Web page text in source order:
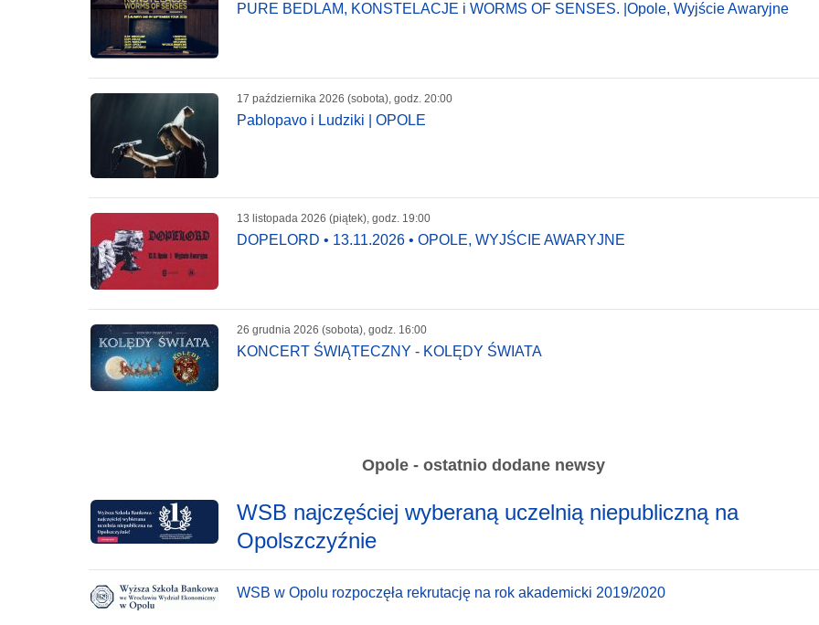
PURE BEDLAM, KONSTELACJE i WORMS OF SENSES. |Opole, Wyjście Awaryjne
17 października 2026 (sobota), godz. 20:00
Pablopavo i Ludziki | OPOLE
13 listopada 2026 (piątek), godz. 19:00
DOPELORD • 13.11.2026 • OPOLE, WYJŚCIE AWARYJNE
26 grudnia 2026 (sobota), godz. 16:00
KONCERT ŚWIĄTECZNY - KOLĘDY ŚWIATA
Opole - ostatnio dodane newsy
WSB najczęściej wyberaną uczelnią niepubliczną na
Opolszczyźnie
WSB w Opolu rozpoczęła rekrutację na rok akademicki 2019/2020